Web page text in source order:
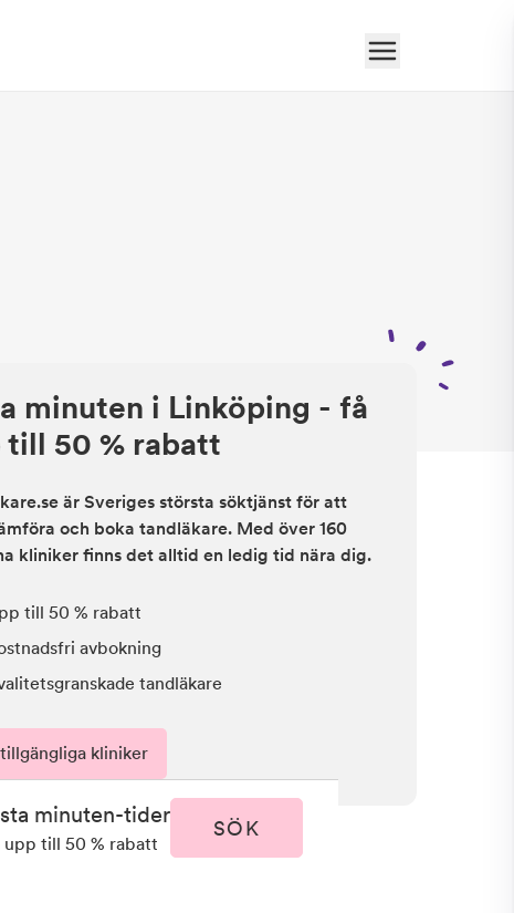
minuten i Linköping - få
till 50 % rabatt
är Sveriges största söktjänst för att
och boka tandläkare. Med över 160
kliniker finns det alltid en ledig tid nära dig.
till 50 % rabatt
avbokning
tandläkare
kliniker
minuten-tider
upp till 50 % rabatt
SÖK